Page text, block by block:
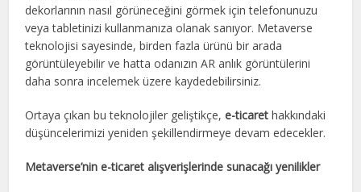
dekorlarının nasıl görüneceğini görmek için telefonunuzu
veya tabletinizi kullanmanıza olanak sanıyor. Metaverse
teknolojisi sayesinde, birden fazla ürünü bir arada
görüntüleyebilir ve hatta odanızın AR anlık görüntülerini
daha sonra incelemek üzere kaydedebilirsiniz.
Ortaya çıkan bu teknolojiler geliştikçe,e-ticaret hakkındaki
düşüncelerimizi yeniden şekillendirmeye devam edecekler.
Metaverse’nin e-ticaret alışverişlerinde sunacağı yenilikler